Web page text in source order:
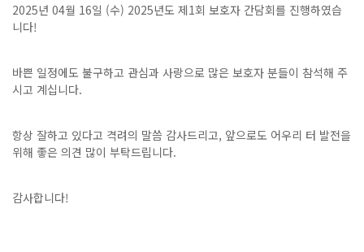
2025년 04월 16일 (수) 2025년도 제1회 보호자 간담회를 진행하였습
니다!
바쁜 일정에도 불구하고 관심과 사랑으로 많은 보호자 분들이 참석해 주
시고 계십니다.
항상 잘하고 있다고 격려의 말씀 감사드리고, 앞으로도 어우리 터 발전을
위해 좋은 의견 많이 부탁드립니다.
감사합니다!